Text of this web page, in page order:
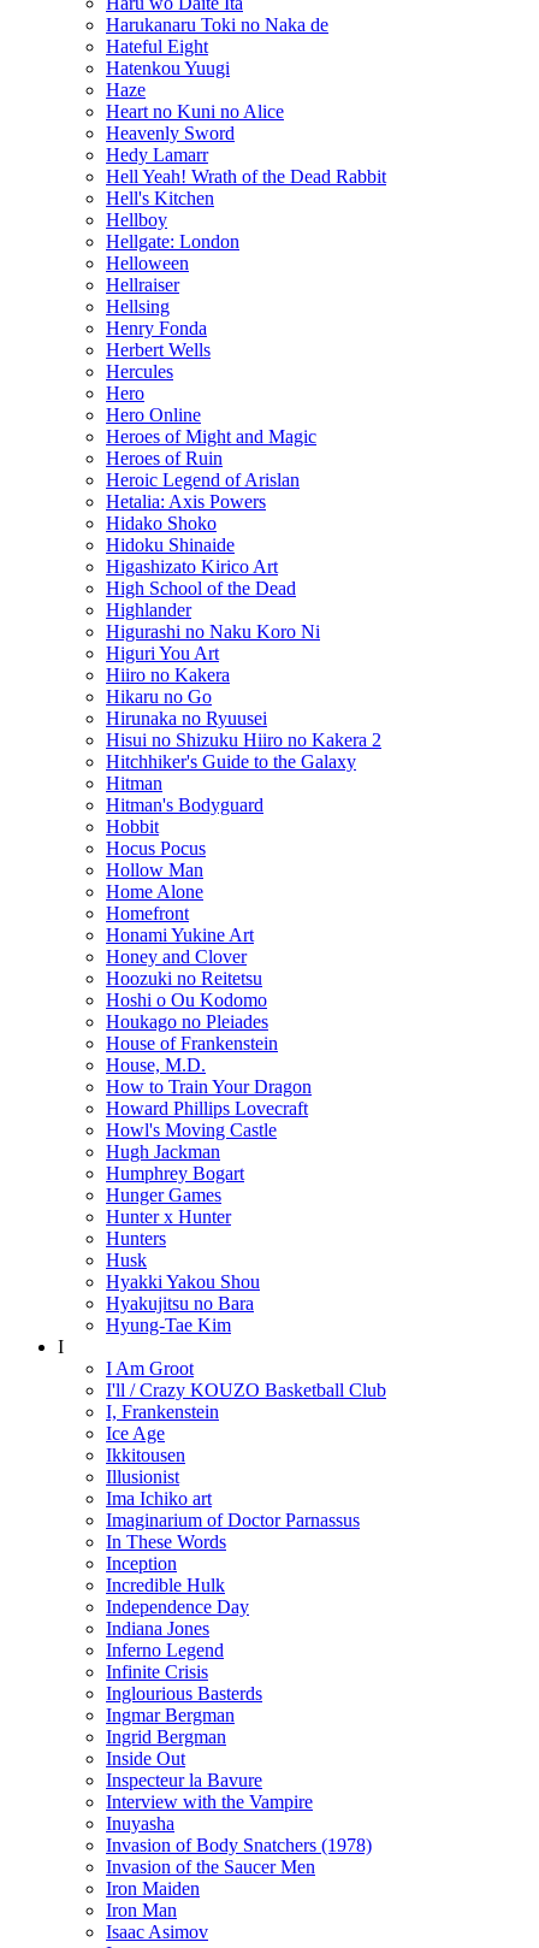
Harukanaru Toki no Naka de
Hateful Eight
Hatenkou Yuugi
Haze
Heart no Kuni no Alice
Heavenly Sword
Hedy Lamarr
Hell Yeah! Wrath of the Dead Rabbit
Hell's Kitchen
Hellboy
Hellgate: London
Helloween
Hellraiser
Hellsing
Henry Fonda
Herbert Wells
Hercules
Hero
Hero Online
Heroes of Might and Magic
Heroes of Ruin
Heroic Legend of Arislan
Hetalia: Axis Powers
Hidako Shoko
Hidoku Shinaide
Higashizato Kirico Art
High School of the Dead
Highlander
Higurashi no Naku Koro Ni
Higuri You Art
Hiiro no Kakera
Hikaru no Go
Hirunaka no Ryuusei
Hisui no Shizuku Hiiro no Kakera 2
Hitchhiker's Guide to the Galaxy
Hitman
Hitman's Bodyguard
Hobbit
Hocus Pocus
Hollow Man
Home Alone
Homefront
Honami Yukine Art
Honey and Clover
Hoozuki no Reitetsu
Hoshi o Ou Kodomo
Houkago no Pleiades
House of Frankenstein
House, M.D.
How to Train Your Dragon
Howard Phillips Lovecraft
Howl's Moving Castle
Hugh Jackman
Humphrey Bogart
Hunger Games
Hunter x Hunter
Hunters
Husk
Hyakki Yakou Shou
Hyakujitsu no Bara
Hyung-Tae Kim
I
I Am Groot
I'll / Crazy KOUZO Basketball Club
I, Frankenstein
Ice Age
Ikkitousen
Illusionist
Ima Ichiko art
Imaginarium of Doctor Parnassus
In These Words
Inception
Incredible Hulk
Independence Day
Indiana Jones
Inferno Legend
Infinite Crisis
Inglourious Basterds
Ingmar Bergman
Ingrid Bergman
Inside Out
Inspecteur la Bavure
Interview with the Vampire
Inuyasha
Invasion of Body Snatchers (1978)
Invasion of the Saucer Men
Iron Maiden
Iron Man
Isaac Asimov